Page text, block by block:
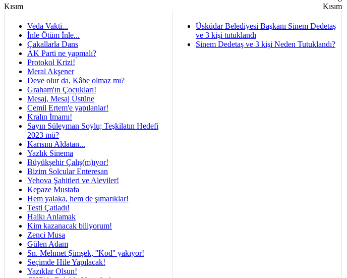
Veda Vakti...
İnle Ötüm İnle...
Çakallarla Dans
AK Parti ne yapmalı?
Protokol Krizi!
Meral Akşener
Deve olur da, Kâbe olmaz mı?
Graham'ın Çocukları!
Mesaj, Mesaj Üstüne
Cemil Ertem'e yapılanlar!
Kralın İmamı!
Sayın Süleyman Soylu; Teşkilatın Hedefi
2023 mü?
Karısını Aldatan...
Yazlık Sinema
Büyükşehir Çalış(m)ıyor!
Bizim Solcular Enteresan
Yehova Şahitleri ve Aleviler!
Kepaze Mustafa
Hem yalaka, hem de şımarıklar!
Testi Çatladı!
Halkı Anlamak
Kim kazanacak biliyorum!
Zenci Musa
Gülen Adam
Sn. Mehmet Şimşek, ''Kod'' yakıyor!
Seçimde Hile Yapılacak!
Yazıklar Olsun!
Üsküdar Belediyesi Başkanı Sinem Dedetaş
ve 3 kişi tutuklandı
Sinem Dedetaş ve 3 kişi Neden Tutuklandı?